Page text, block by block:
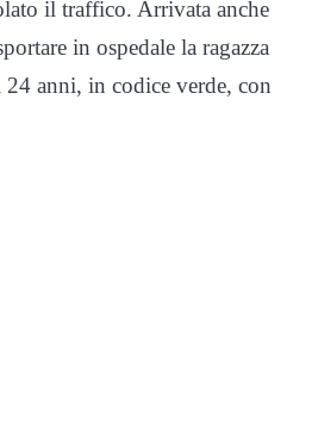
il traffico. Arrivata anche
in ospedale la ragazza
anni, in codice verde, con